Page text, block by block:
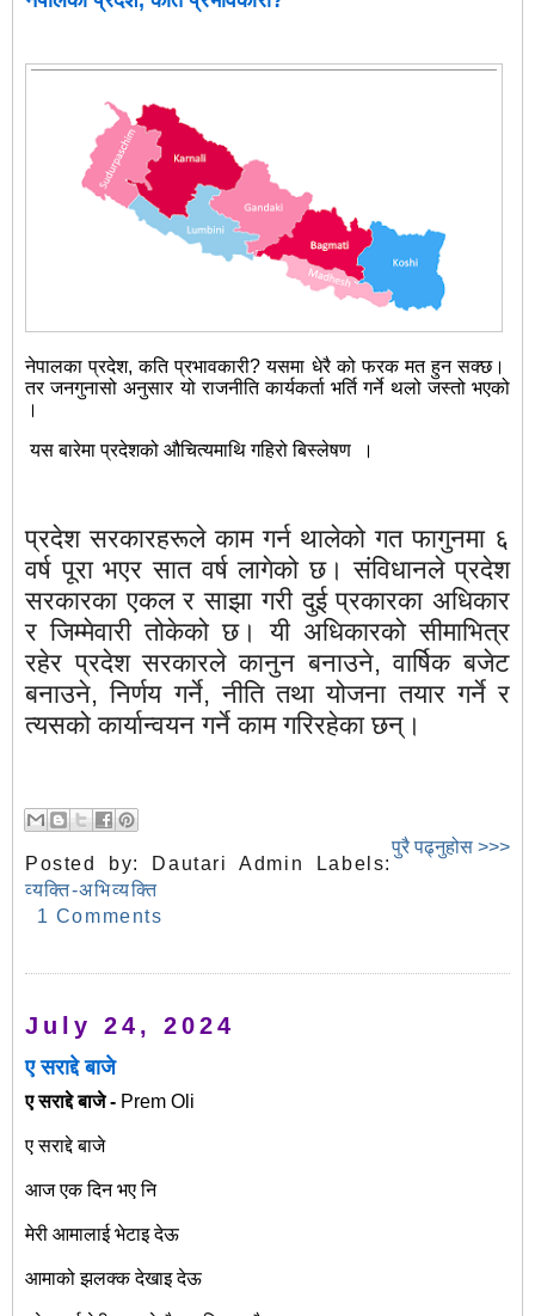
नेपालका प्रदेश, कति प्रभावकारी? यसमा धेरै को फरक मत हुन सक्छ।
तर जनगुनासो अनुसार यो राजनीति कार्यकर्ता भर्ति गर्ने थलो जस्तो भएको
।
यस बारेमा प्रदेशको औचित्यमाथि गहिरो बिस्लेषण ।
प्रदेश सरकारहरूले काम गर्न थालेको गत फागुनमा ६
वर्ष पूरा भएर सात वर्ष लागेको छ। संविधानले प्रदेश
सरकारका एकल र साझा गरी दुई प्रकारका अधिकार
र जिम्मेवारी तोकेको छ। यी अधिकारको सीमाभित्र
रहेर प्रदेश सरकारले कानुन बनाउने, वार्षिक बजेट
बनाउने, निर्णय गर्ने, नीति तथा योजना तयार गर्ने र
त्यसको कार्यान्वयन गर्ने काम गरिरहेका छन्।
पुरै पढ्नुहोस >>>
Posted by: Dautari Admin
Labels:
व्यक्ति-अभिव्यक्ति
1 Comments
July 24, 2024
ए सराद्दे बाजे
ए सराद्दे बाजे - Prem Oli
ए सराद्दे बाजे
आज एक दिन भए नि
मेरी आमालाई भेटाइ देऊ
आमाको झलक्क देखाइ देऊ